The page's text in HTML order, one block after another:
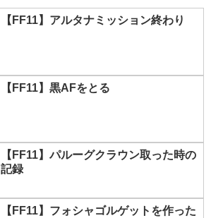
【FF11】アルタナミッション終わり
【FF11】黒AFをとる
【FF11】パルーグクラウン取った時の
記録
【FF11】フォシャゴルゲットを作った